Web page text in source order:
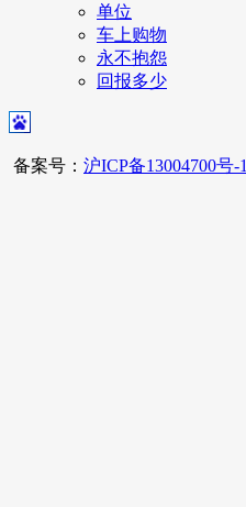
单位
车上购物
永不抱怨
回报多少
备案号： 沪ICP备13004700号-1